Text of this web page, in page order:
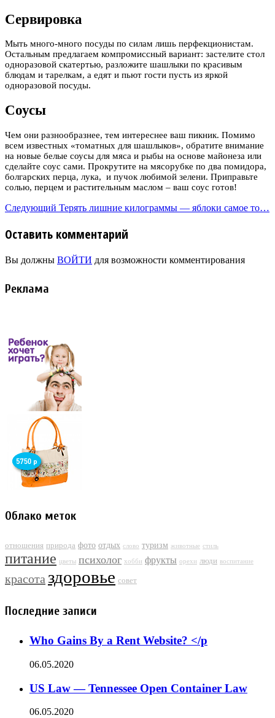
Сервировка
Мыть много-много посуды по силам лишь перфекционистам.
Остальным предлагаем компромиссный вариант: застелите стол
одноразовой скатертью, разложите шашлыки по красивым
блюдам и тарелкам, а едят и пьют гости пусть из яркой
одноразовой посуды.
Соусы
Чем они разнообразнее, тем интереснее ваш пикник. Помимо
всем известных «томатных для шашлыков», обратите внимание
на новые белые соусы для мяса и рыбы на основе майонеза или
сделайте соус сами. Прокрутите на мясорубке по два помидора,
болгарских перца, лука, и пучок любимой зелени. Приправьте
солью, перцем и растительным маслом – ваш соус готов!
Следующий Терять лишние килограммы — яблоки самое то…
Оставить комментарий
Вы должны ВОЙТИ для возможности комментирования
Реклама
Облако меток
отношения природа фото отдых слово туризм животные стиль
питание цветы психолог хобби фрукты орехи люди воспитание
красота здоровье совет
Последние записи
Who Gains By a Rent Website? </p
06.05.2020
US Law — Tennessee Open Container Law
06.05.2020